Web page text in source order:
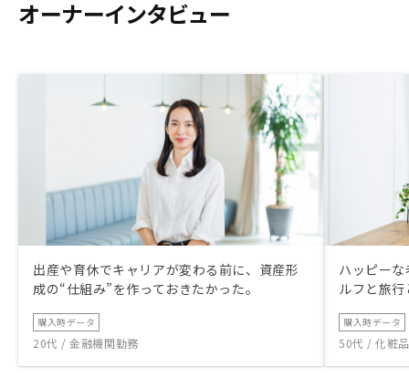
オーナーインタビュー
出産や育休でキャリアが変わる前に、資産形
成の“仕組み”を作っておきたかった。
購入時データ
20代 / 金融機関勤務
ハッピー
ルフと旅
購入時データ
50代 / 化粧